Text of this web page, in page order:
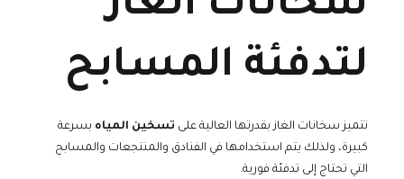
لتدفئة المسابح
تتميز سخانات الغاز بقدرتها العالية على تسخين المياه بسرعة
كبيرة، ولذلك يتم استخدامها في الفنادق والمنتجعات والمسابح
التي تحتاج إلى تدفئة فورية.